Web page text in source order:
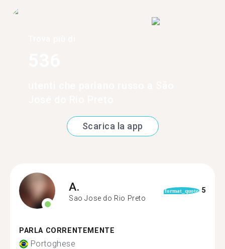
Scarica la app
A.
Sao Jose do Rio Preto
format_quote 5
PARLA CORRENTEMENTE
Portoghese